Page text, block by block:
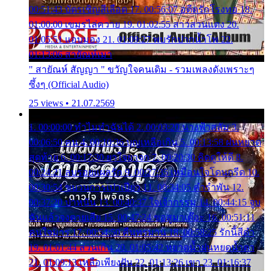
00:51:43 บัตรเชิญสีเลือด 17. 00:56:07 อดีตรักโรงทอ 18.
01:00:00 เขมรไล่ควาย 19. 01:02:55 สาวสวนแตง 20.
01:05:51 แอบมอง 21. 01:09:27 พบรักปากน้ำโพ 22.
01:13:06 สายัณห์เมา
" สายัณห์ สัญญา " ขวัญใจคนเดิม - รวมเพลงดังเพราะๆ
ซึ้งๆ (Official Audio)
25 views • 21.07.2569
1. 00:00:00 ทำไมทำฉันได้ 2. 00:03:20 นางฟ้าสลัม 3.
00:06:50 คน 4. 00:10:36 บุญเหลือเกิน 5. 00:13:58 ฝนหยาด
สุดท้าย 6. 00:17:30 ยาใจยาจก 7. 00:20:30 คิดดูให้ดี 8.
00:24:21 ลบรอยแผลรัก 9. 00:27:35 เหมือนใจโดนกรีด 10.
00:30:54 ขบวนการเปาเปียว 11. 00:34:05 คำรำพัน 12.
00:37:20 ปาหนัน 13. 00:40:37 ใจเจ้ากรรม 14. 00:44:15 จูบ
ฉันแล้วจงตายเสีย 15. 00:47:24 ขอสูมาเต๊อะ 16. 00:51:11
คนใจมาร 17. 00:54:50 คืนทรมาน 18. 00:58:25 รักนี้สีดำ
19. 01:01:44 ส่วนเกิน 20. 01:05:42 หยาดน้ำฝนหยดน้ำตา
21. 01:09:13 เหลือเพียงฝัน 22. 01:13:26 เขา 23. 01:16:37